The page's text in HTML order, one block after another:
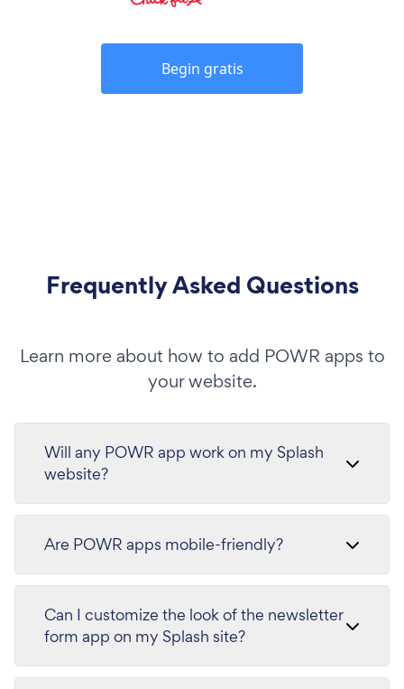
Begin gratis
Frequently Asked Questions
Learn more about how to add POWR apps to
your website.
Will any POWR app work on my Splash
website?
Are POWR apps mobile-friendly?
Can I customize the look of the newsletter
form app on my Splash site?